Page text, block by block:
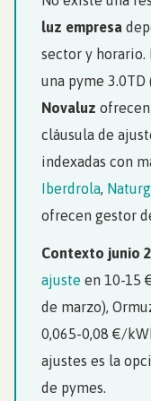
luz empresa
sector y horario.
una pyme 3.0TD
Novaluz
cláusula de
indexadas con
Iberdrola,
ofrecen gestor
Contexto junio
ajuste en 10-15
de marzo),
0,065-0,08 €/
ajustes es la
de pymes.